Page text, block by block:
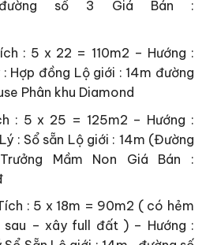
số 3 Giá Bán :
: 5 x 22 = 110m2 – Hướng :
Hợp đồng Lộ giới : 14m đường
Phân khu Diamond
: 5 x 25 = 125m2 – Hướng :
: Sổ sẵn Lộ giới : 14m (Đường
Mầm Non Giá Bán :
: 5 x 18m = 90m2 ( có hẻm
sau – xây full đất ) – Hướng :